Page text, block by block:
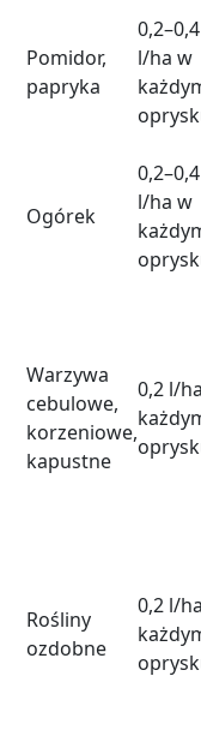
Pomidor,
papryka
0,2–0,4
l/ha w
Ogórek
0,2–0,4
l/ha w
Warzywa
cebulowe,
korzeniowe,
kapustne
0,2 l/
Rośliny
ozdobne
0,2 l/